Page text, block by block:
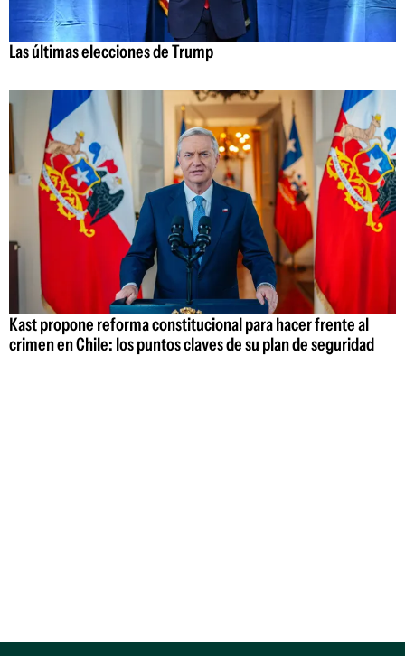
Las últimas elecciones de Trump
Kast propone reforma constitucional para hacer frente al
crimen en Chile: los puntos claves de su plan de seguridad